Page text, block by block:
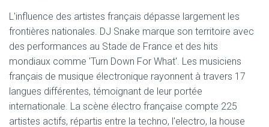
L'influence des artistes français dépasse largement les
frontières nationales. DJ Snake marque son territoire avec
des performances au Stade de France et des hits
mondiaux comme 'Turn Down For What'. Les musiciens
français de musique électronique rayonnent à travers 17
langues différentes, témoignant de leur portée
internationale. La scène électro française compte 225
artistes actifs, répartis entre la techno, l'electro, la house